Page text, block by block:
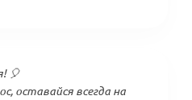
🎈
оставайся всегда на